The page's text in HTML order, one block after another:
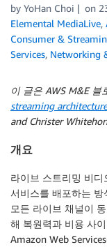
by YoHan Choi on
Elemental MediaLive,
Consumer &
Services, Networking
이 글은 AWS M&E 블
streaming
and Christer
개요
라이브 스트리밍 비
서비스를 배포하는
모든 라이브 채널이
해 복원력과 비용 사
Amazon Web